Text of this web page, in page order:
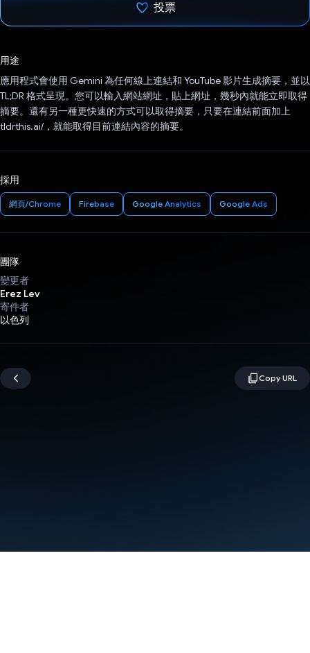
投票
用途
應用程式會使用 Gemini 為任何線上連結和 YouTube 影片生成摘要，並以
TL;DR 格式呈現。您可以輸入網站網址，貼上網址，幾秒內就能立即取得
摘要。還有另一種更快速的方式可以取得摘要，只要在連結前面加上
tldrthis.ai/，就能取得目前連結內容的摘要。
採用
網頁/Chrome Firebase Google Analytics Google Ads
團隊
變更者
Erez Lev
寄件者
以色列